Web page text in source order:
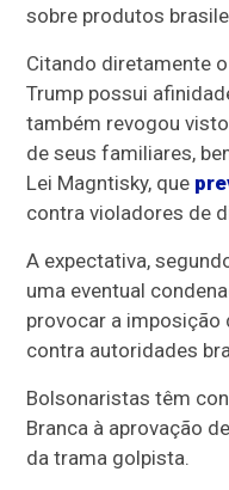
sobre produtos
Citando diretamente
Trump possui
também revogou
de seus familiares,
Lei Magntisky, que
contra violadores de
A expectativa,
uma eventual
provocar a imposição
contra autoridades
Bolsonaristas têm
Branca à aprovação
da trama golpista.